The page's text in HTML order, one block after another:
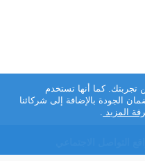
تجربتك. كما أنها تستخدم
الجودة بالإضافة إلى شركائنا
المزيد .